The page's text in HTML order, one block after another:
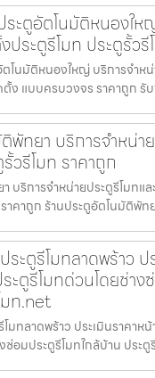
ะตูอัตโนมัติหนองใ
ประตูรีโมท ประตูรั้ว
โนมัติหนองใหญ่ บริการจำหน่
ตั้ง แบบครบวงจร ราคาถูก รั
พัทยา บริการจำหน่า
วรีโมท ราคาถูก
บริการจำหน่ายประตูรีโมทแล
คาถูก ร้านประตูอัตโนมัติพัท
ระตูรีโมทลาดพร้าว ป
ตูรีโมทด่วนโดยช่าง
ท.net
มทลาดพร้าว ประเมินราคาห
ซ่อมประตูรีโมทใกล้บ้าน ประ